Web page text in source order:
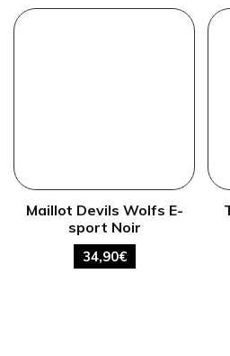
Maillot Devils Wolfs E-
sport Noir
34,90€